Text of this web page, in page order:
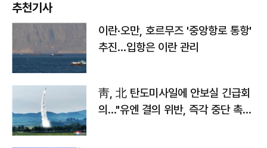
추천기사
이란·오만, 호르무즈 '중앙항로 통항'
추진…입항은 이란 관리
靑, 北 탄도미사일에 안보실 긴급회
의…"유엔 결의 위반, 즉각 중단 촉